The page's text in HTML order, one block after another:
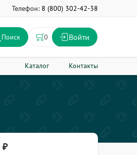
Телефон: 8 (800) 302-42-38
Поиск 0 Войти
Каталог Контакты